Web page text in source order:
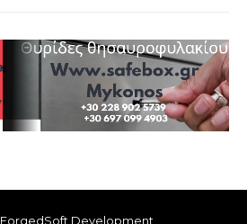
ForgedSoft Development